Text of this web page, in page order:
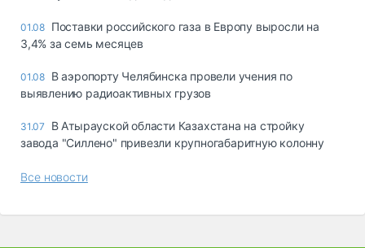
01.08 Поставки российского газа в Европу выросли на
3,4% за семь месяцев
01.08 В аэропорту Челябинска провели учения по
выявлению радиоактивных грузов
31.07
В Атырауской области Казахстана на стройку
завода "Силлено" привезли крупногабаритную колонну
Все новости